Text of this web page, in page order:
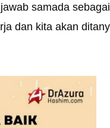
samada
dan kita akan